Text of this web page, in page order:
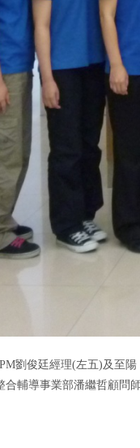
劉俊廷經理(左五)及至陽
合輔導事業部潘繼哲顧問